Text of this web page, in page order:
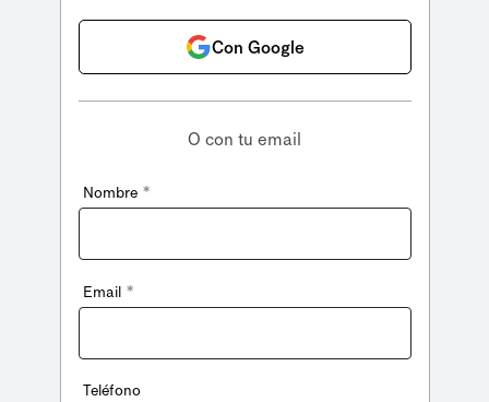
Con Google
O con tu email
Nombre *
Email *
Teléfono